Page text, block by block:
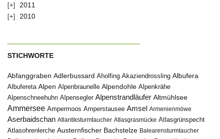
2011
2010
STICHWORTE
Abfanggraben Adlerbussard Aholfing Akaziendrossling Albufera
Albufereta Alpen Alpenbraunelle Alpendohle Alpenkrähe
Alpenschneehuhn Alpensegler Alpenstrandläufer Altmühlsee
Ammersee Ampermoos Amperstausee Amsel Armenienmöwe
Aserbaidschan Atlantiksturmtaucher Atlasgrasmücke Atlasgrünspecht
Atlasohrenlerche Austernfischer Bachstelze Balearensturmtaucher